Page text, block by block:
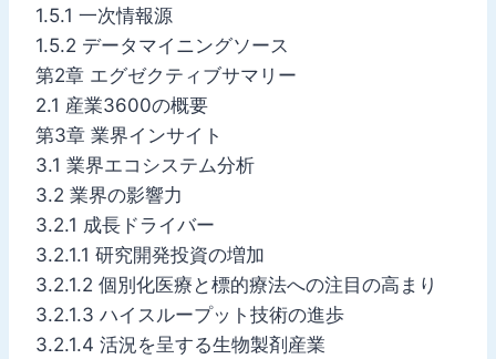
1.5.1 一次情報源
1.5.2 データマイニングソース
第2章 エグゼクティブサマリー
2.1 産業3600の概要
第3章 業界インサイト
3.1 業界エコシステム分析
3.2 業界の影響力
3.2.1 成長ドライバー
3.2.1.1 研究開発投資の増加
3.2.1.2 個別化医療と標的療法への注目の高まり
3.2.1.3 ハイスループット技術の進歩
3.2.1.4 活況を呈する生物製剤産業